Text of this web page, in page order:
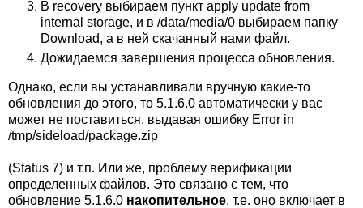
В recovery выбираем пункт apply update from
internal storage, и в /data/media/0 выбираем папку
Download, а в ней скачанный нами файл.
Дожидаемся завершения процесса обновления.
Однако, если вы устанавливали вручную какие-то
обновления до этого, то 5.1.6.0 автоматически у вас
может не поставиться, выдавая ошибку Error in
/tmp/sideload/package.zip
(Status 7) и т.п. Или же, проблему верификации
определенных файлов. Это связано с тем, что
обновление 5.1.6.0 накопительное, т.е. оно включает в